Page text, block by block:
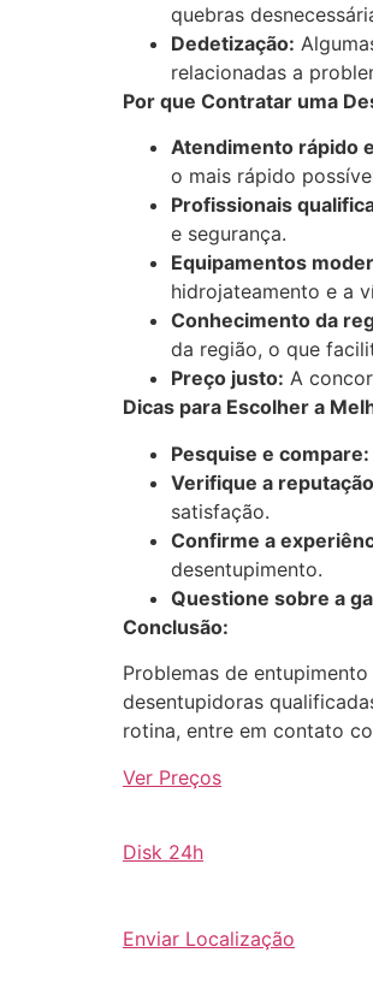
quebras
Dedetização:
relacionadas a
Por que Contratar uma
Atendimento rápido
o mais rápido
Profissionais
e segurança.
Equipamentos
hidrojateamento e a
Conhecimento da
da região, o que
Preço justo: A
Dicas para Escolher a
Pesquise e compare:
Verifique a
satisfação.
Confirme a
desentupimento.
Questione sobre a
Conclusão:
Problemas de
desentupidoras
rotina, entre em contato
Ver Preços
Disk 24h
Enviar Localização